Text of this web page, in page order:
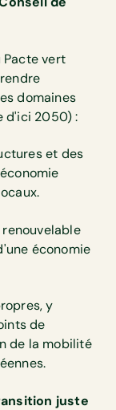
vert
domaines
d'ici 2050) :
et des
économie
y
de
de la mobilité
juste